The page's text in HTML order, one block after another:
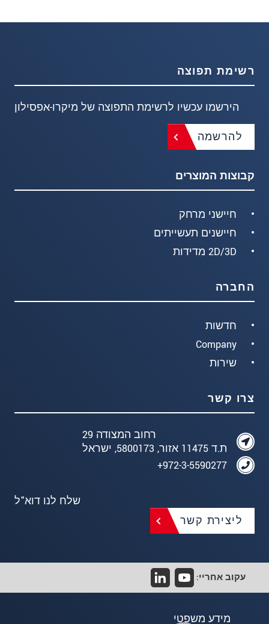
רשימת תפוצה
הירשמו עכשיו לרשימת התפוצה של מיקרו-אפסילון
להרשמה
קבוצות המוצרים
חיישני מרחק
חיישנים תעשייתים
2D/3D מדידות
החברה
חדשות
Company
שירות
צרו קשר
רחוב המצודה 29
ת.ד 11475 אזור, 5800173, ישראל
972-3-5590277+
שלח לנו דוא"ל
ליצירת קשר
עקוב אחריי:
מידע משפטי